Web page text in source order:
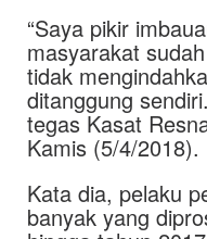
“Saya pikir
masyarakat
tidak
ditanggung
tegas Kasat
Kamis (5/4/2018).
Kata dia, pelaku
banyak yang